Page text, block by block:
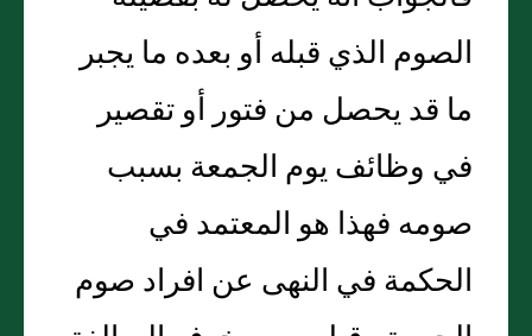
الصوم الذي قبله أو بعده ما يجبر
ما قد يحصل من فتور أو تقصير
في وظائف يوم الجمعة بسبب
صومه فهذا هو المعتمد في
الحكمة في النهى عن افراد صوم